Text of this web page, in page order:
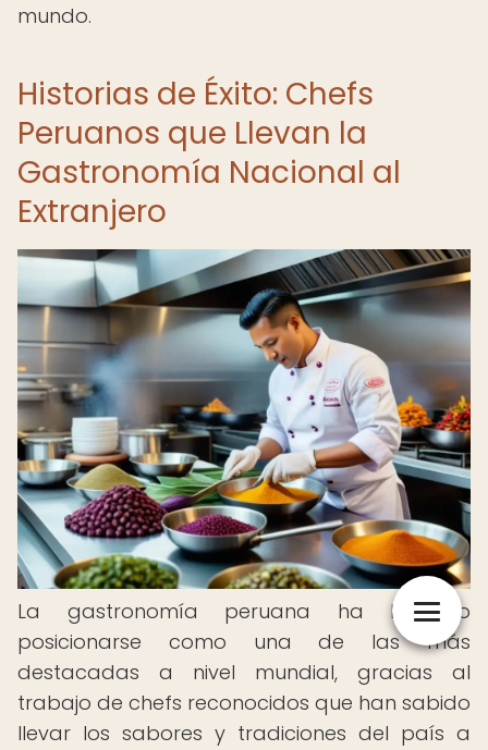
mundo.
Historias de Éxito: Chefs
Peruanos que Llevan la
Gastronomía Nacional al
Extranjero
La gastronomía peruana ha logrado
posicionarse como una de las más
destacadas a nivel mundial, gracias al
trabajo de chefs reconocidos que han sabido
llevar los sabores y tradiciones del país a